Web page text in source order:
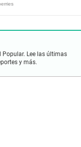
Popular. Lee las últimas
y más.